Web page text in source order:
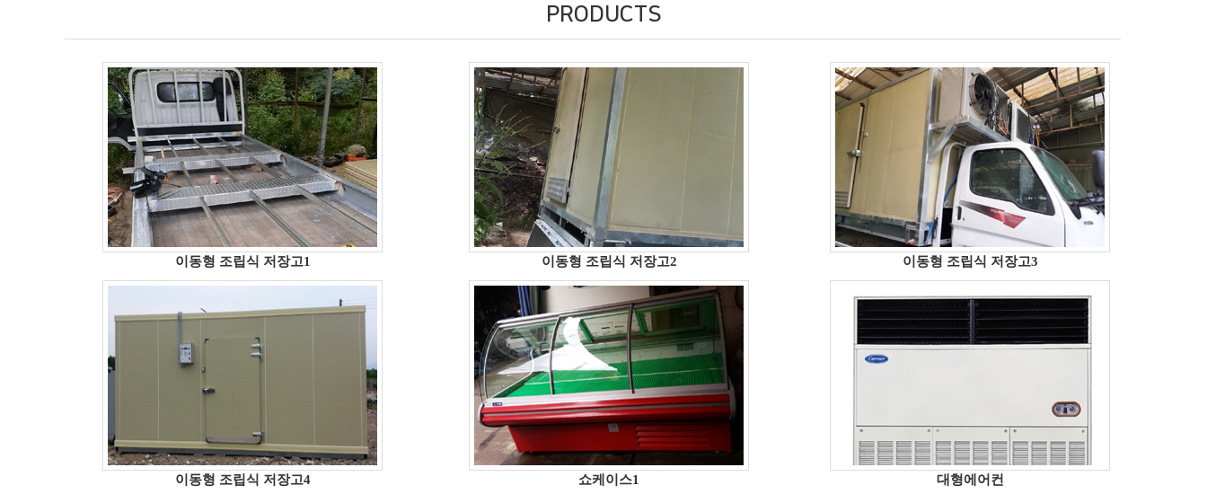
PRODUCTS
이동형 조립식 저장고1 이동형 조립식 저장고2 이동형 조립식 저장고3
이동형 조립식 저장고4 쇼케이스1 대형에어컨